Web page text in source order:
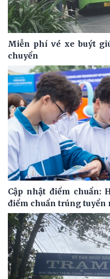
Miễn phí vé xe buýt
chuyển
Cập nhật điểm chuẩn:
điểm chuẩn trúng tuyển